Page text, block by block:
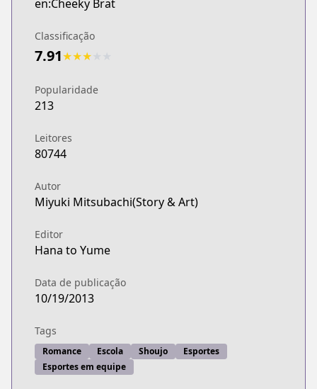
https://www.anime-planet.com/manga/https://
MangaUpdates
MangaUpdates
https://www.mangaupdates.com/
Book☆Walker
Official English
Official English
en:Cheeky Brat
Classificação
7.91★★★
Popularidade
213
Leitores
80744
Autor
Miyuki Mitsubachi(Story & Art)
Editor
Hana to Yume
Data de publicação
10/19/2013
Tags
Romance Escola Shoujo
Esportes
Esportes em equipe